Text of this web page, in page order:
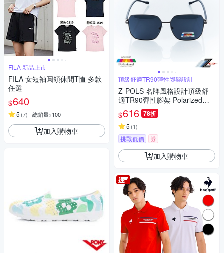
FILA 新品上市
FILA 女短袖圓領休閒T恤 多款
任選
$640
5 (7) 總銷量>100
加入購物車
頂級舒適TR90彈性腳架設計
Z-POLS 名牌風格設計頂級舒
適TR90彈性腳架 Polarized寶
麗萊抗UV400大鏡片偏光太陽
眼鏡(輕量偏光)
$616 78折
5 (1)
挑戰低價 券
加入購物車